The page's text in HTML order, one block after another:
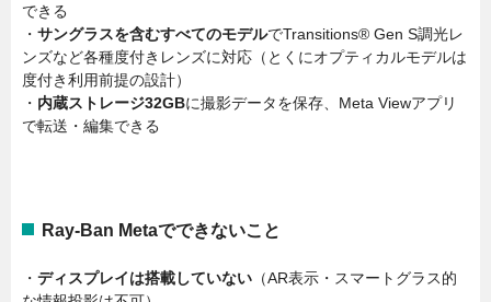
できる
・ サングラスを含むすべてのモデルでTransitions® Gen S調光レ
ンズなど各種度付きレンズに対応（とくにオプティカルモデルは
度付き利用前提の設計）
・ 内蔵ストレージ32GBに撮影データを保存、Meta Viewアプリ
で転送・編集できる
Ray-Ban Metaでできないこと
・ ディスプレイは搭載していない （AR表示・スマートグラス的